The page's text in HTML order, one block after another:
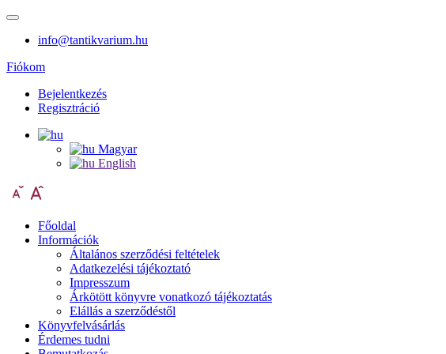
info@tantikvarium.hu
Fiókom
Bejelentkezés
Regisztráció
Magyar
English
Főoldal
Információk
Általános szerződési feltételek
Adatkezelési tájékoztató
Impresszum
Árkötött könyvre vonatkozó tájékoztatás
Elállás a szerződéstől
Könyvfelvásárlás
Érdemes tudni